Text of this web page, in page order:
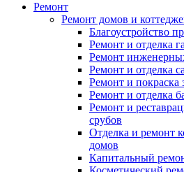
Ремонт
Ремонт домов и
Благоустройство
Ремонт и отделка
Ремонт
Ремонт и отделка
Ремонт и покраска
Ремонт и отделка
Ремонт и
срубов
Отделка и ремонт
домов
Капитальный